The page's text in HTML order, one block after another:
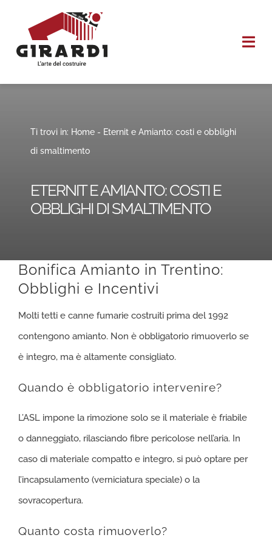
contenuto
CHI SIAMO
REALIZZAZIONI
Ti trovi in: Home- Eternit e Amianto: costi e obblighi
di smaltimento
ETERNIT E AMIANTO: COSTI E
OBBLIGHI DI SMALTIMENTO
Bonifica Amianto in Trentino:
Obblighi e Incentivi
Molti tetti e canne fumarie costruiti prima del 1992
contengono amianto. Non è obbligatorio rimuoverlo se
è integro, ma è altamente consigliato.
Quando è obbligatorio intervenire?
L’ASL impone la rimozione solo se il materiale è friabile
o danneggiato, rilasciando fibre pericolose nell’aria. In
caso di materiale compatto e integro, si può optare per
l’incapsulamento (verniciatura speciale) o la
sovracopertura.
Quanto costa rimuoverlo?